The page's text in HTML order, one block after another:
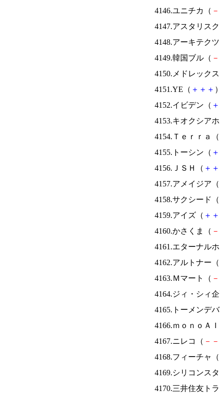
4146.ユニチカ（ －
4147.アスタリス
4148.アーキテク
4149.韓国ブル（ －
4150.メドレック
4151.YE（ ＋ ＋ ＋
4152.イビデン（ ＋
4153.キオクシア
4154.Ｔｅｒｒａ（
4155.トーシン（ ＋
4156.ＪＳＨ（ ＋ ＋
4157.アメイジア（
4158.サクシード（
4159.アイズ（ ＋ ＋
4160.かさくま（ －
4161.エターナル
4162.アルトナー（
4163.Ｍマート（ －
4164.ジィ・シィ
4165.トーメンデ
4166.ｍｏｎｏＡ
4167.ニレコ（ － －
4168.フィーチャ（
4169.シリコンス
4170.三井住友ト